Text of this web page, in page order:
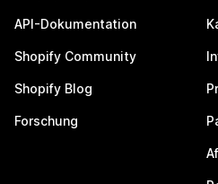
API-Dokumentation
Shopify Community
Shopify Blog
Forschung